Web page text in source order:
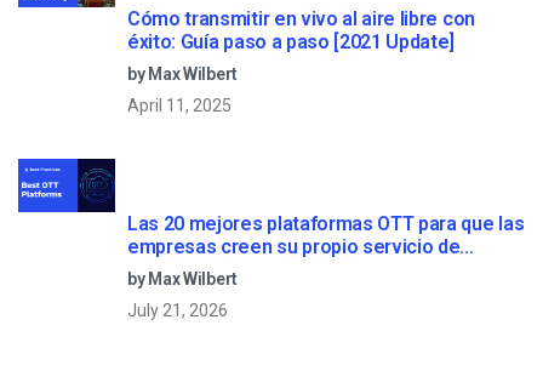
Cómo transmitir en vivo al aire libre con
éxito: Guía paso a paso [2021 Update]
by Max Wilbert
April 11, 2025
Las 20 mejores plataformas OTT para que las
empresas creen su propio servicio de
streaming (2026)
by Max Wilbert
July 21, 2026